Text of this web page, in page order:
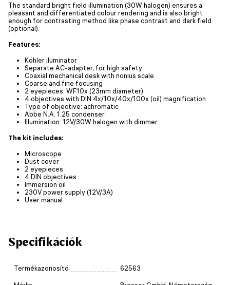
The standard bright field illumination (30W halogen) ensures a
pleasant and differentiated colour rendering and is also bright
enough for contrasting method like phase contrast and dark field
(optional).
Features:
Köhler iluminator
Separate AC-adapter, for high safety
Coaxial mechanical desk with nonius scale
Coarse and fine focusing
2 eyepieces: WF10x (23mm diameter)
4 objectives with DIN 4x/10x/40x/100x (oil) magnification
Type of objective: achromatic
Abbe N.A. 1.25 condenser
Illumination: 12V/30W halogen with dimmer
The kit includes:
Microscope
Dust cover
2 eyepieces
4 DIN objectives
Immersion oil
230V power supply (12V/3A)
User manual
Specifikációk
Termékazonosító 62563